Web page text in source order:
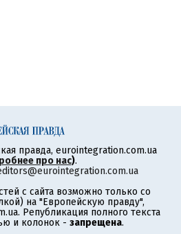
правда, eurointegration.com.ua
про нас).
с сайта возможно только со
на "Европейскую правду",
Републикация полного текста
и колонок - запрещена.